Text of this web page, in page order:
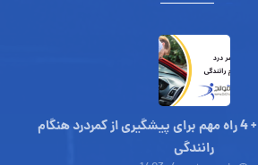
کمردرد در رانندگی + 4 راه مهم برای پیشگیری از کمردرد هنگام
رانندگی